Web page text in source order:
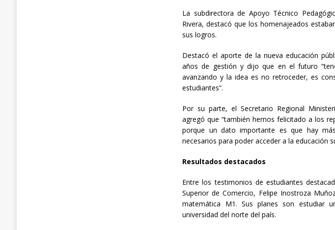
La subdirectora de Apoyo Técnico
Rivera, destacó que los homenajeados
sus logros.
Destacó el aporte de la nueva educación
años de gestión y dijo que en el futuro
avanzando y la idea es no retroceder, es
estudiantes”.
Por su parte, el Secretario Regional
agregó que “también hemos felicitado a los
porque un dato importante es que hay
necesarios para poder acceder a la educación
Resultados destacados
Entre los testimonios de estudiantes
Superior de Comercio, Felipe Inostroza
matemática M1. Sus planes son estudiar
universidad del norte del país.